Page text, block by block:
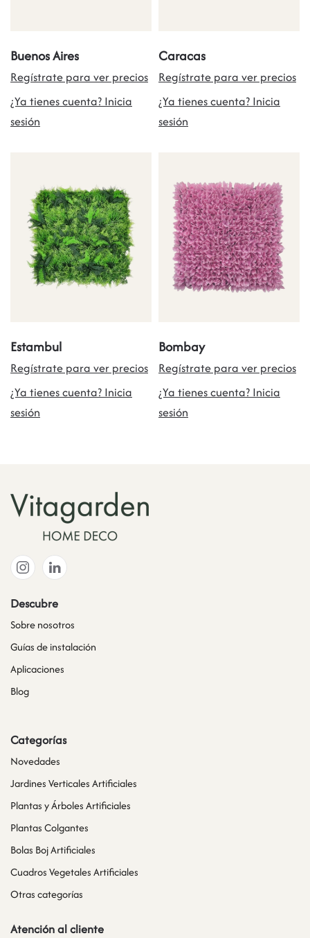
Buenos Aires
Regístrate para ver precios
¿Ya tienes cuenta? Inicia
sesión
Caracas
Regístrate para ver precios
¿Ya tienes cuenta? Inicia
sesión
Estambul
Regístrate para ver precios
¿Ya tienes cuenta? Inicia
sesión
Bombay
Regístrate para ver precios
¿Ya tienes cuenta? Inicia
sesión
Descubre
Sobre nosotros
Guías de instalación
Aplicaciones
Blog
Categorías
Novedades
Jardines Verticales Artificiales
Plantas y Árboles Artificiales
Plantas Colgantes
Bolas Boj Artificiales
Cuadros Vegetales Artificiales
Otras categorías
Atención al cliente